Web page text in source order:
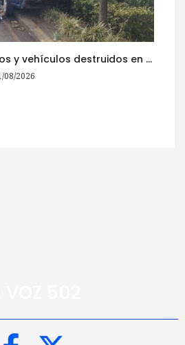
Un fallecido, heridos y vehículos destruidos en accidentes registrados este 1 de agosto
08/2026